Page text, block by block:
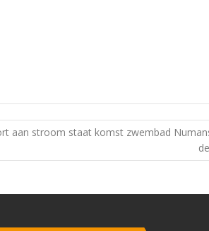
aan stroom staat komst zwembad